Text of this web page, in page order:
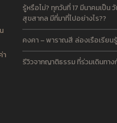
า
รู้หรือไม่? ทุกวันที่ 17 มีนาคมเป็น
สุขสากล มีที่มาที่ไปอย่างไร??
คงคา – พาราณสี ล่องเรือเรีย
รีวิวจากญาติธรรม ที่ร่วมเดินทา